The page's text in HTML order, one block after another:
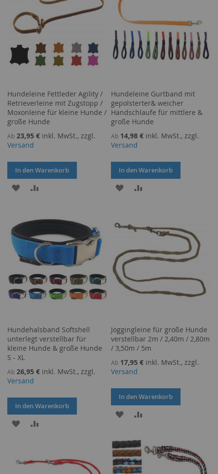
Hundeleine Fettleder Agility /
Retrieverleine mit Zugstopp /
Moxonleine für kleine Hunde /
große Hunde
Ab 23,95 € inkl. MwSt., zzgl.
Versand
In den Warenkorb
ZUR
HINZUFÜGEN
HINZUFÜGEN
Hundeleine Gurtband mit
gepolsterter& weicher
Handschlaufe für mittlere &
große Hunde
Ab 14,98 € inkl. MwSt., zzgl.
Versand
In den Warenkorb
ZUR
Hundehalsband Softshell
unterlegt verstellbar für
kleine Hunde & große Hunde
S - XL
Ab 26,95 € inkl. MwSt., zzgl.
Versand
In den Warenkorb
ZUR
HINZUFÜGEN
HINZUFÜGEN
Joggingleine für große Hunde
verstellbar 2m / 2,40m / 2,80m
/ 3,50m / 5m
Ab 17,95 € inkl. MwSt., zzgl.
Versand
In den Warenkorb
ZUR
HINZUFÜGEN
HINZUFÜGEN